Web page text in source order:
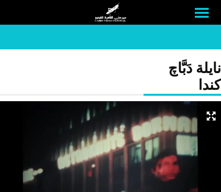
نايلة دَبَّاﭺ
كندا